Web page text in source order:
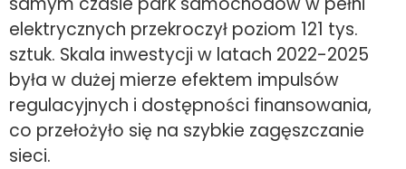
elektrycznych przekroczył poziom 121 tys.
sztuk. Skala inwestycji w latach 2022-2025
była w dużej mierze efektem impulsów
regulacyjnych i dostępności finansowania,
co przełożyło się na szybkie zagęszczanie
sieci.